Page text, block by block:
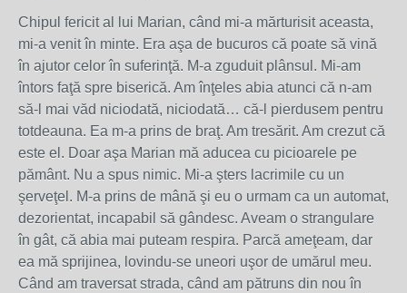
Chipul fericit al lui Marian, când mi-a mărturisit aceasta,
mi-a venit în minte. Era aşa de bucuros că poate să vină
în ajutor celor în suferinţă. M-a zguduit plânsul. Mi-am
întors faţă spre biserică. Am înţeles abia atunci că n-am
să-l mai văd niciodată, niciodată… că-l pierdusem pentru
totdeauna. Ea m-a prins de braţ. Am tresărit. Am crezut că
este el. Doar aşa Marian mă aducea cu picioarele pe
pământ. Nu a spus nimic. Mi-a şters lacrimile cu un
şerveţel. M-a prins de mână şi eu o urmam ca un automat,
dezorientat, incapabil să gândesc. Aveam o strangulare
în gât, că abia mai puteam respira. Parcă ameţeam, dar
ea mă sprijinea, lovindu-se uneori uşor de umărul meu.
Când am traversat strada, când am pătruns din nou în